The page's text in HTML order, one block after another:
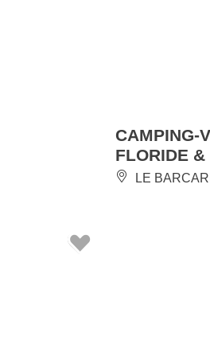
CAMPING-
FLORIDE
LE